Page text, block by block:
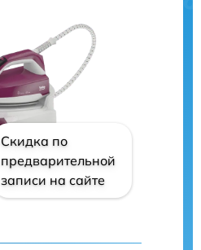
Скидка по
предварительной
записи на сайте